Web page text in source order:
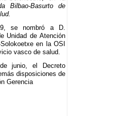
Bilbao-Basurto de
se nombró a D.
Unidad de Atención
en la OSI
vasco de salud.
junio, el Decreto
disposiciones de
Gerencia